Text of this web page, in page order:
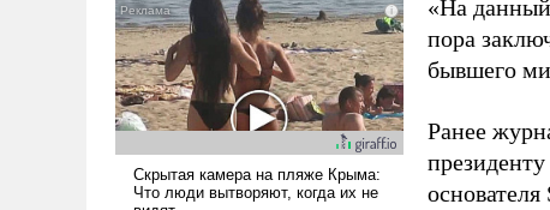
«На
пора
бывшего
Ранее